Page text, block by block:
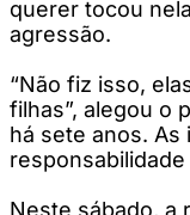
querer tocou
agressão.
“Não fiz isso,
filhas”, alegou o
há sete anos.
responsabilidade
Neste sábado, a